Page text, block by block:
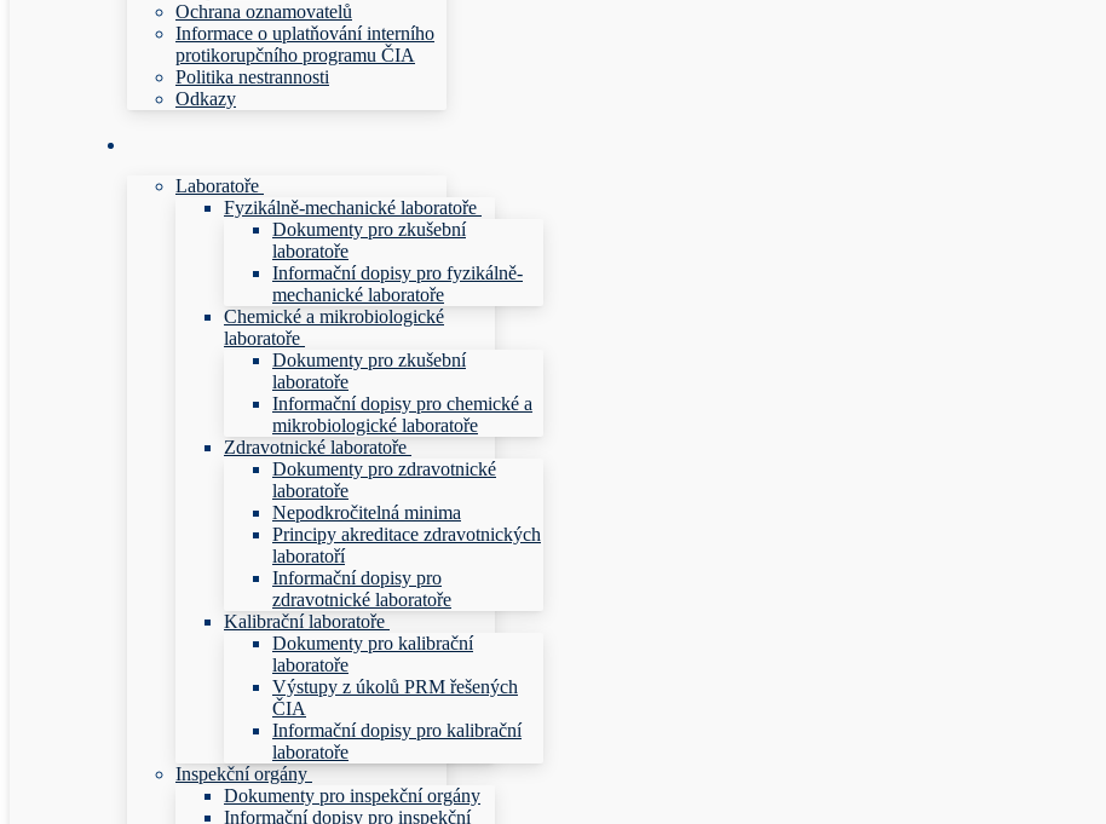
Ochrana oznamovatelů
Informace o uplatňování interního
protikorupčního programu ČIA
Politika nestrannosti
Odkazy
Laboratoře
Fyzikálně-mechanické laboratoře
Dokumenty pro zkušební
laboratoře
Informační dopisy pro fyzikálně-
mechanické laboratoře
Chemické a mikrobiologické
laboratoře
Dokumenty pro zkušební
laboratoře
Informační dopisy pro chemické a
mikrobiologické laboratoře
Zdravotnické laboratoře
Dokumenty pro zdravotnické
laboratoře
Nepodkročitelná minima
Principy akreditace zdravotnických
laboratoří
Informační dopisy pro
zdravotnické laboratoře
Kalibrační laboratoře
Dokumenty pro kalibrační
laboratoře
Výstupy z úkolů PRM řešených
ČIA
Informační dopisy pro kalibrační
laboratoře
Inspekční orgány
Dokumenty pro inspekční orgány
Informační dopisy pro inspekční